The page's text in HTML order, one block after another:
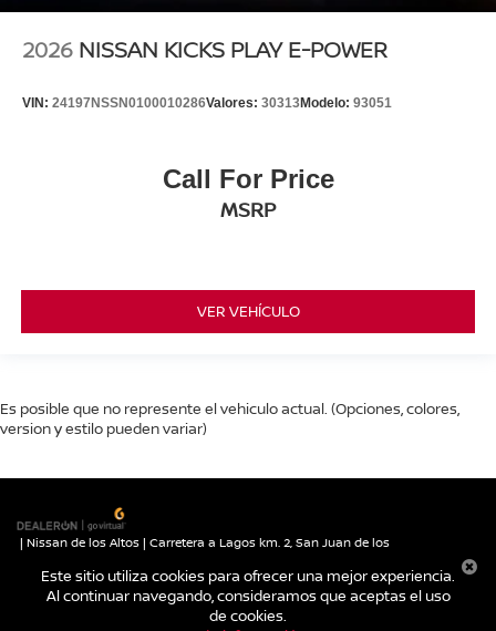
2026 NISSAN KICKS PLAY E-POWER
VIN: 24197NSSN0100010286Valores: 30313Modelo: 93051
Call For Price
MSRP
VER VEHÍCULO
Es posible que no represente el vehiculo actual. (Opciones, colores,
version y estilo pueden variar)
| Nissan de los Altos | Carretera a Lagos km. 2, San Juan de los
Aviso de Privacidad|Mapa del sitio
Este sitio utiliza cookies para ofrecer una mejor experiencia.
Al continuar navegando, consideramos que aceptas el uso
de cookies.